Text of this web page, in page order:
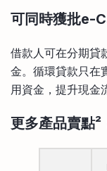
可同時獲批e-
借款人可在分期貸
金。循環貸款只在
用資金，提升現金
更多產品賣點²